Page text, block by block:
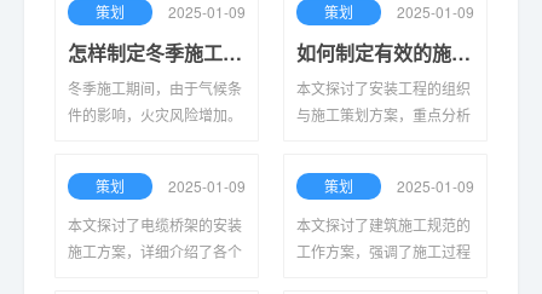
策划 2025-01-09
怎样制定冬季施工的防火措施方案
冬季施工期间，由于气候条
件的影响，火灾风险增加。
和定期检查，以确保施工安
全。
策划 2025-01-09
如何制定有效的施工组织方案
本文探讨了安装工程的组织
与施工策划方案，重点分析
理性，以确保项目顺利实
施。
策划
2025-01-09
本文探讨了电缆桥架的安装
施工方案，详细介绍了各个
策划
2025-01-09
本文探讨了建筑施工规范的
工作方案，强调了施工过程